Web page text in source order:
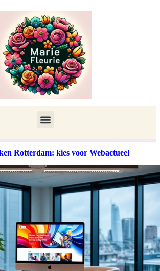
Rotterdam: kies voor Webactueel